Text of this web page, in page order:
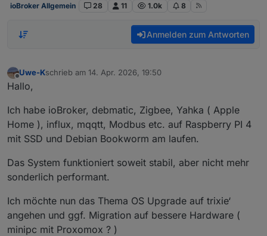
ioBroker Allgemein 28 11 1.0k 8
Anmelden zum Antworten
Offline
Uwe-Kschrieb am 14. Apr. 2026, 19:50
zuletzt editiert von
Hallo,
Ich habe ioBroker, debmatic, Zigbee, Yahka ( Apple
Home ), influx, mqqtt, Modbus etc. auf Raspberry PI 4
mit SSD und Debian Bookworm am laufen.
Das System funktioniert soweit stabil, aber nicht mehr
sonderlich performant.
Ich möchte nun das Thema OS Upgrade auf trixie‘
angehen und ggf. Migration auf bessere Hardware (
minipc mit Proxomox ? )